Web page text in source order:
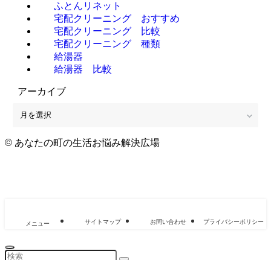
ふとんリネット
宅配クリーニング おすすめ
宅配クリーニング 比較
宅配クリーニング 種類
給湯器
給湯器 比較
アーカイブ
ー
イ
© あなたの町の生活お悩み解決広場
メニュー サイトマップ お問い合わせ プライバシーポリシー